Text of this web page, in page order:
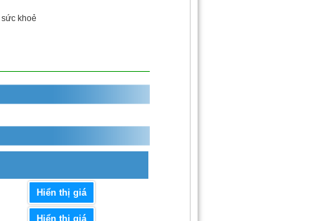
khoẻ
Hiển thị giá
Hiển thị giá